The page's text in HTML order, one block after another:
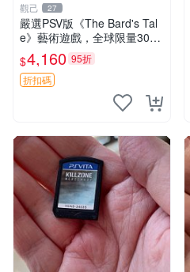
觀己 27
嚴選PSV版《The Bard's Tal
e》藝術遊戲，全球限量3000
份全新未拆封 冰城傳奇 PSV
vita The Bard's Tale red
$4,160 95折
折扣碼